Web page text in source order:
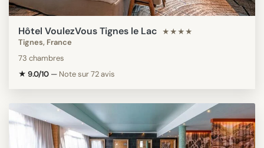
Hôtel VoulezVous Tignes le Lac ★★★★
Tignes, France
73 chambres
★ 9.0/10 — Note sur 72 avis